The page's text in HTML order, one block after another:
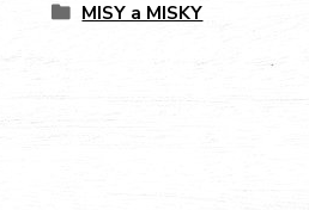
MISY a MISKY